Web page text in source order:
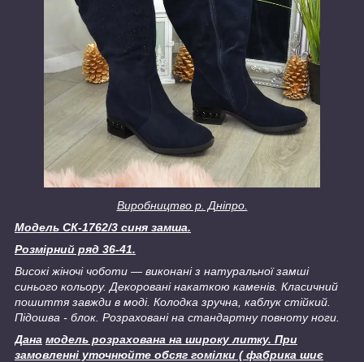
Виробництво р. Дніпро.
Модель СК-1762/3 синя замша.
Розмірний ряд 36-41.
Високі жіночі чоботи ― виконані з натуральної замші
синього кольору. Декоровані накаткою каменів. Класичний
пошиття завжди в моді. Колодка зручна, каблук стійкий.
Підошва - блок. Розраховані на стандартну повноту ноги.
Дана модель розрахована на широку литку. При
замовленні уточнюйте обсяг гомілки ( фабрика шиє